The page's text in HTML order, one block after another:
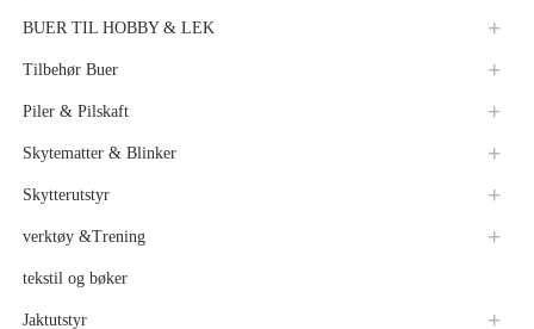
BUER TIL HOBBY & LEK
Tilbehør Buer
Piler & Pilskaft
Skytematter & Blinker
Skytterutstyr
verktøy &Trening
tekstil og bøker
Jaktutstyr